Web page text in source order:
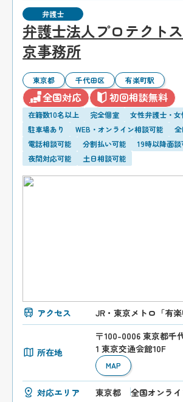
弁護士
弁護士法人プロテクト
京事務所
東京都 千代田区 有楽町駅
全国対応 初回相談無料
在籍数10名以上 完全個室
女性弁護士・
駐車場あり
WEB・オンライン相談可能
電話相談可能
分割払い可能
19時以降面談
夜間対応可能
土日相談可能
アクセス JR・東京メトロ「有
所在地
〒100-0006 東京都千
1 東京交通会館10F
MAP
対応エリア 東京都 全国オンラ